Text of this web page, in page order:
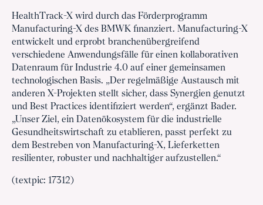
HealthTrack-X wird durch das Förderprogramm
Manufacturing-X des BMWK finanziert. Manufacturing-X
entwickelt und erprobt branchenübergreifend
verschiedene Anwendungsfälle für einen kollaborativen
Datenraum für Industrie 4.0 auf einer gemeinsamen
technologischen Basis. „Der regelmäßige Austausch mit
anderen X-Projekten stellt sicher, dass Synergien genutzt
und Best Practices identifiziert werden“, ergänzt Bader.
„Unser Ziel, ein Datenökosystem für die industrielle
Gesundheitswirtschaft zu etablieren, passt perfekt zu
dem Bestreben von Manufacturing-X, Lieferketten
resilienter, robuster und nachhaltiger aufzustellen.“
(textpic: 17312)